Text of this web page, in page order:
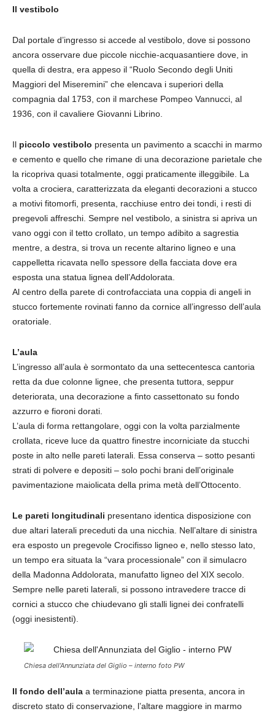
Il vestibolo
Dal portale d’ingresso si accede al vestibolo, dove si possono
ancora osservare due piccole nicchie-acquasantiere dove, in
quella di destra, era appeso il “Ruolo Secondo degli Uniti
Maggiori del Miseremini” che elencava i superiori della
compagnia dal 1753, con il marchese Pompeo Vannucci, al
1936, con il cavaliere Giovanni Librino.
Il piccolo vestibolo presenta un pavimento a scacchi in marmo
e cemento e quello che rimane di una decorazione parietale che
la ricopriva quasi totalmente, oggi praticamente illeggibile. La
volta a crociera, caratterizzata da eleganti decorazioni a stucco
a motivi fitomorfi, presenta, racchiuse entro dei tondi, i resti di
pregevoli affreschi. Sempre nel vestibolo, a sinistra si apriva un
vano oggi con il tetto crollato, un tempo adibito a sagrestia
mentre, a destra, si trova un recente altarino ligneo e una
cappelletta ricavata nello spessore della facciata dove era
esposta una statua lignea dell’Addolorata.
Al centro della parete di controfacciata una coppia di angeli in
stucco fortemente rovinati fanno da cornice all’ingresso dell’aula
oratoriale.
L’aula
L’ingresso all’aula è sormontato da una settecentesca cantoria
retta da due colonne lignee, che presenta tuttora, seppur
deteriorata, una decorazione a finto cassettonato su fondo
azzurro e fioroni dorati.
L’aula di forma rettangolare, oggi con la volta parzialmente
crollata, riceve luce da quattro finestre incorniciate da stucchi
poste in alto nelle pareti laterali. Essa conserva – sotto pesanti
strati di polvere e depositi – solo pochi brani dell’originale
pavimentazione maiolicata della prima metà dell’Ottocento.
Le pareti longitudinali presentano identica disposizione con
due altari laterali preceduti da una nicchia. Nell’altare di sinistra
era esposto un pregevole Crocifisso ligneo e, nello stesso lato,
un tempo era situata la “vara processionale” con il simulacro
della Madonna Addolorata, manufatto ligneo del XIX secolo.
Sempre nelle pareti laterali, si possono intravedere tracce di
cornici a stucco che chiudevano gli stalli lignei dei confratelli
(oggi inesistenti).
Chiesa dell’Annunziata del Giglio – interno foto PW
Il fondo dell’aula a terminazione piatta presenta, ancora in
discreto stato di conservazione, l’altare maggiore in marmo